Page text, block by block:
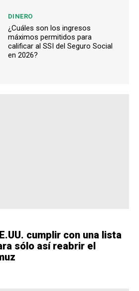
DINERO
¿Cuáles son los ingresos
máximos permitidos para
calificar al SSI del Seguro Social
en 2026?
cumplir con una lista
sólo así reabrir el